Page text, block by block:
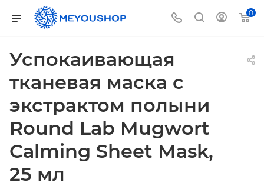
0
Успокаивающая
тканевая маска с
экстрактом полыни
Round Lab Mugwort
Calming Sheet Mask,
25 мл